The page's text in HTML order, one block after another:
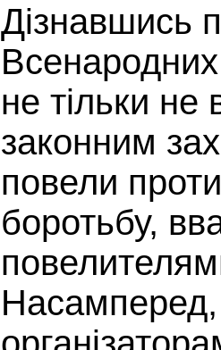
Дізнавшись
Всенародних
не тільки не
законним
повели
боротьбу,